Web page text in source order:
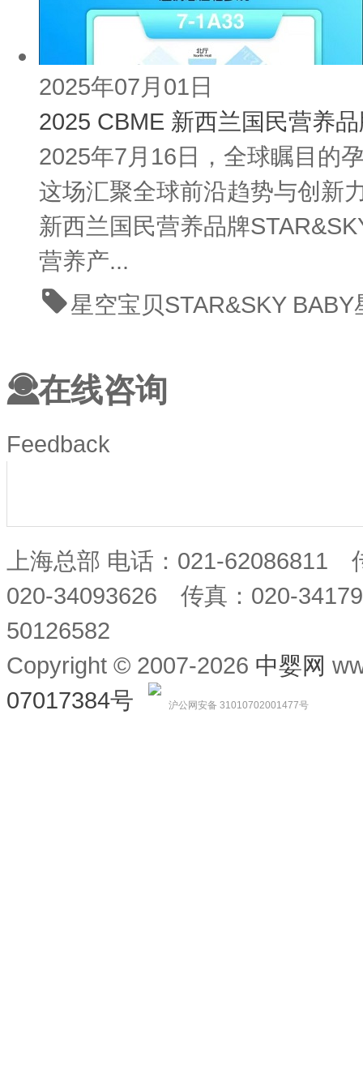
2025年07月01日
2025 CBME 新西兰国民营养
2025年7月16日，全球瞩目的
这场汇聚全球前沿趋势与创新
新西兰国民营养品牌
营养产...
星空宝贝STAR&SKY
在线咨询
Feedback
上海总部 电话：021-
020-34093626 传真：020-
50126582
Copyright © 2007-2026 中婴网
07017384号
沪公网安备 31010702001477号